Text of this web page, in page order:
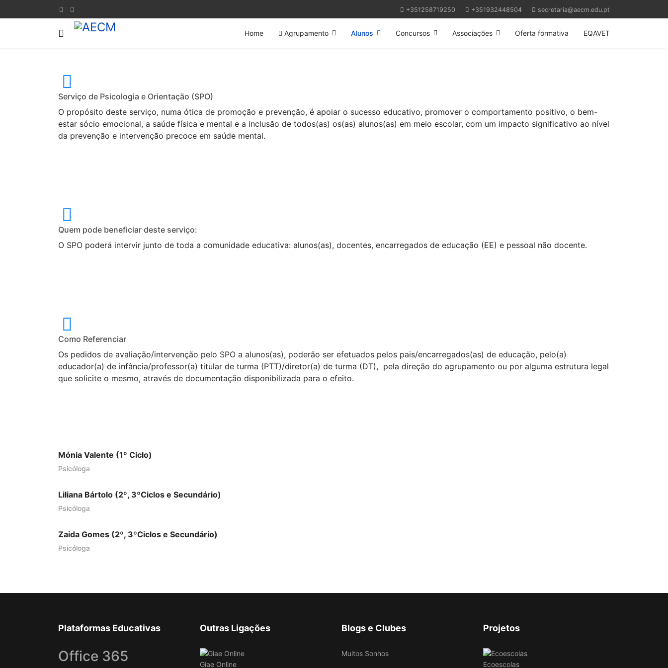
+351258719250 +351932448504 secretaria@aecm.edu.pt
Home Agrupamento Alunos Concursos Associações Oferta formativa EQAVET
Serviço de Psicologia e Orientação (SPO)
O propósito deste serviço, numa ótica de promoção e prevenção, é apoiar o sucesso educativo, promover o comportamento positivo, o bem-
estar sócio emocional, a saúde física e mental e a inclusão de todos(as) os(as) alunos(as) em meio escolar, com um impacto significativo ao nível
da prevenção e intervenção precoce em saúde mental.
Quem pode beneficiar deste serviço:
O SPO poderá intervir junto de toda a comunidade educativa: alunos(as), docentes, encarregados de educação (EE) e pessoal não docente.
Como Referenciar
Os pedidos de avaliação/intervenção pelo SPO a alunos(as), poderão ser efetuados pelos pais/encarregados(as) de educação, pelo(a)
educador(a) de infância/professor(a) titular de turma (PTT)/diretor(a) de turma (DT), pela direção do agrupamento ou por alguma estrutura legal
que solicite o mesmo, através de documentação disponibilizada para o efeito.
Mónia Valente (1º Ciclo)
Psicóloga
Liliana Bártolo (2º, 3ºCiclos e Secundário)
Psicóloga
Zaida Gomes (2º, 3ºCiclos e Secundário)
Psicóloga
Plataformas Educativas
Office 365
Outras Ligações
Giae Online
Blogs e Clubes
Muitos Sonhos
Projetos
Ecoescolas